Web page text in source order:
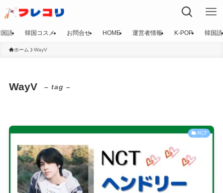
語 韓国コスメ お問合せ HOME 運営者情報 K-POP 韓国語
ホーム WayV
WayV – tag –
NCT